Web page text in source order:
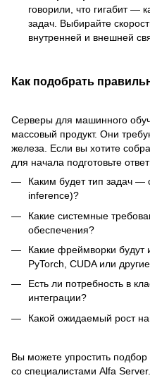
говорили, что гигабит —
задач. Выбирайте
внутренней и внешней
Как подобрать
Серверы для машинного
массовый продукт. Они
железа. Если вы хотите
для начала подготовьте
Каким будет тип задач
inference)?
Какие системные
обеспечения?
Какие фреймворки будут
PyTorch, CUDA или
Есть ли потребность в
интеграции?
Какой ожидаемый рост
Вы можете упростить подбор
со специалистами Alfa